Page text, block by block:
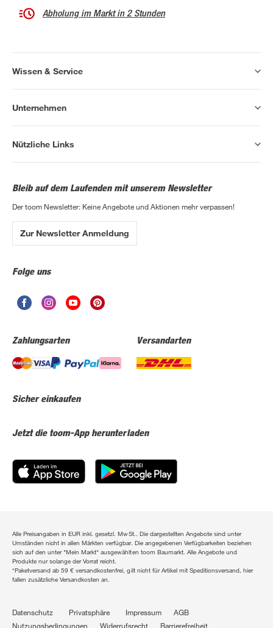
Abholung im Markt in 2 Stunden
Wissen & Service
Unternehmen
Nützliche Links
Bleib auf dem Laufenden mit unserem Newsletter
Der toom Newsletter: Keine Angebote und Aktionen mehr verpassen!
Zur Newsletter Anmeldung
Folge uns
Zahlungsarten Versandarten
Sicher einkaufen
Jetzt die toom-App herunterladen
Alle Preisangaben in EUR inkl. gesetzl. MwSt.. Die dargestellten Angebote sind unter
Umständen nicht in allen Märkten verfügbar. Die angegebenen Verfügbarkeiten beziehen
sich auf den unter "Mein Markt" ausgewählten toom Baumarkt. Alle Angebote und
Produkte nur solange der Vorrat reicht.
*Paketversand ab 59 € versandkostenfrei, gilt nicht für Artikel mit Speditionsversand, hier
fallen zusätzliche Versandkosten an.
Datenschutz Privatsphäre Impressum
AGB
Nutzungsbedingungen
Widerrufsrecht Barrierefreiheit